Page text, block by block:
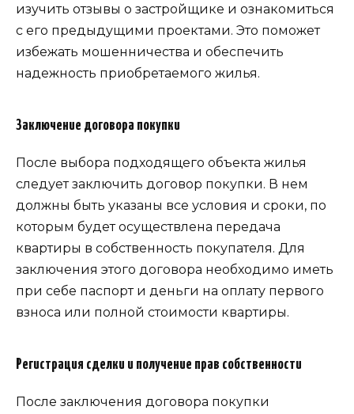
изучить отзывы о застройщике и ознакомиться
с его предыдущими проектами. Это поможет
избежать мошенничества и обеспечить
надежность приобретаемого жилья.
Заключение договора покупки
После выбора подходящего объекта жилья
следует заключить договор покупки. В нем
должны быть указаны все условия и сроки, по
которым будет осуществлена передача
квартиры в собственность покупателя. Для
заключения этого договора необходимо иметь
при себе паспорт и деньги на оплату первого
взноса или полной стоимости квартиры.
Регистрация сделки и получение прав собственности
После заключения договора покупки